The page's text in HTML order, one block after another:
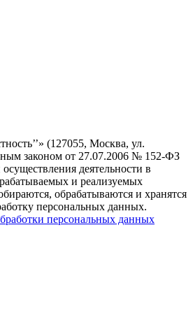
(127055, Москва, ул.
законом от 27.07.2006 № 152-ФЗ
осуществления деятельности в
и реализуемых
обрабатываются и хранятся
персональных данных.
персональных данных